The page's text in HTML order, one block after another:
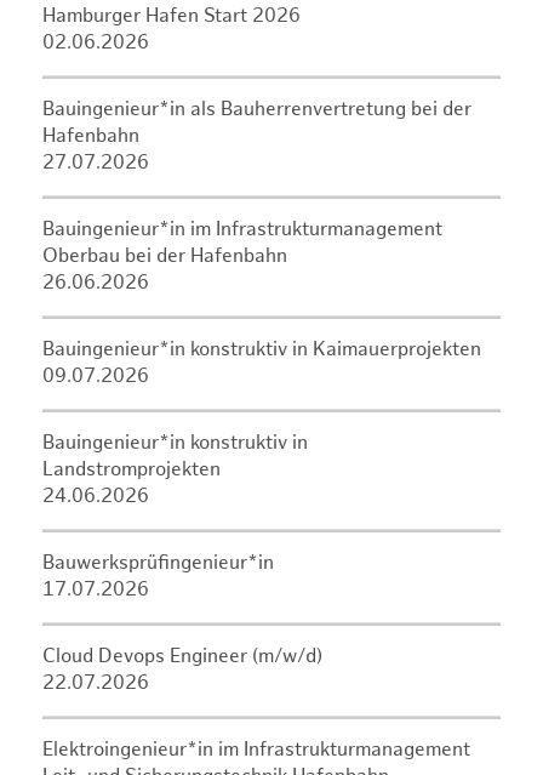
Hamburger Hafen Start 2026
02.06.2026
Bauingenieur*in als Bauherrenvertretung bei der
Hafenbahn
27.07.2026
Bauingenieur*in im Infrastrukturmanagement
Oberbau bei der Hafenbahn
26.06.2026
Bauingenieur*in konstruktiv in Kaimauerprojekten
09.07.2026
Bauingenieur*in konstruktiv in
Landstromprojekten
24.06.2026
Bauwerksprüfingenieur*in
17.07.2026
Cloud Devops Engineer (m/w/d)
22.07.2026
Elektroingenieur*in im Infrastrukturmanagement